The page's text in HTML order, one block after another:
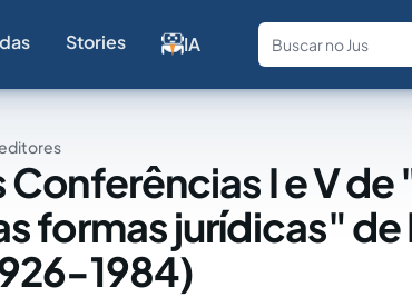
Stories IA
Fale
I e V de
formas jurídicas" de
1984)